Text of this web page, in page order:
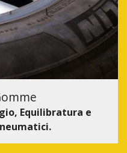
Equilibratura e